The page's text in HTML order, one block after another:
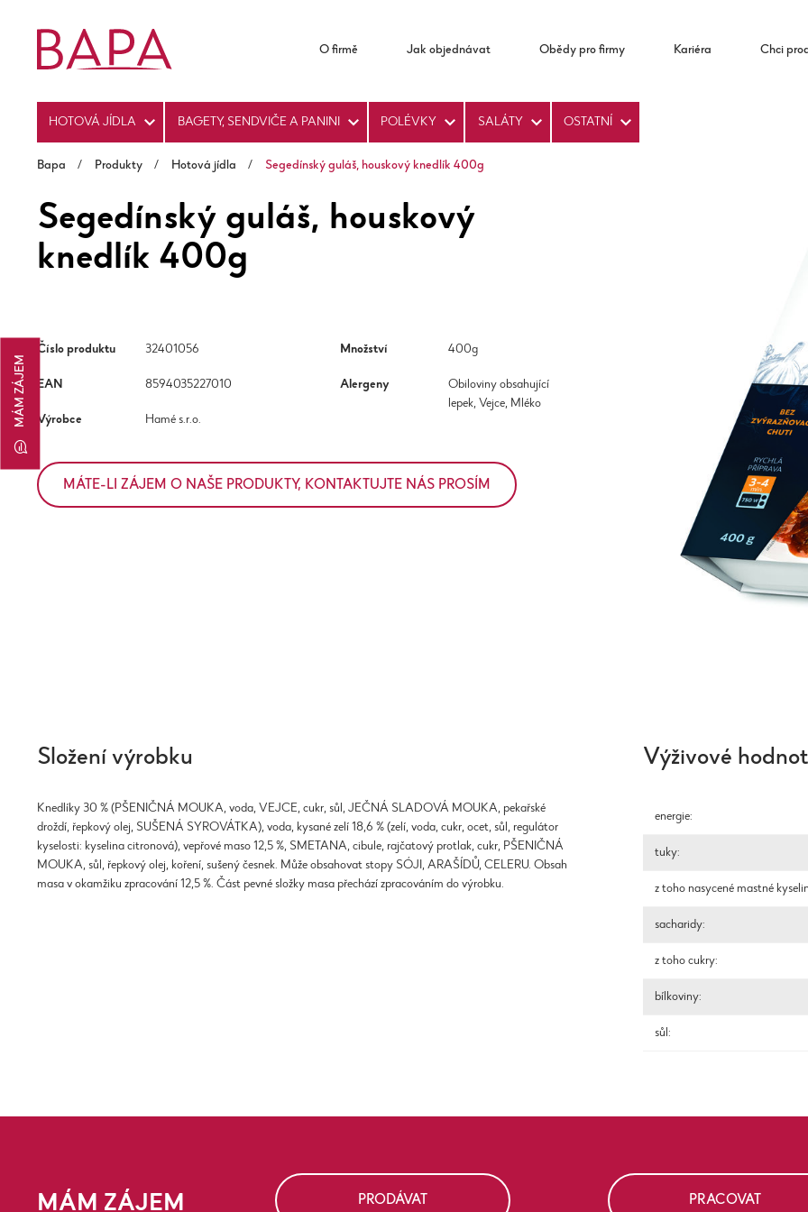
MÁM ZÁJEM
HOTOVÁ JÍDLA BAGETY, SENDVIČE A PANINI POLÉVKY SALÁTY OSTATNÍ
O firmě Jak objednávat Obědy pro firmy Kariéra Chci
Bapa / Produkty / Hotová jídla / Segedínský guláš, houskový knedlík 400g
Segedínský guláš, houskový
knedlík 400g
Číslo produktu 32401056
EAN 8594035227010
Výrobce Hamé s.r.o.
Množství 400g
Alergeny
Obiloviny obsahující
lepek, Vejce, Mléko
MÁTE-LI ZÁJEM O NAŠE PRODUKTY, KONTAKTUJTE NÁS PROSÍM
Složení výrobku
Knedlíky 30 % (PŠENIČNÁ MOUKA, voda, VEJCE, cukr, sůl, JEČNÁ SLADOVÁ MOUKA, pekařské
droždí, řepkový olej, SUŠENÁ SYROVÁTKA), voda, kysané zelí 18,6 % (zelí, voda, cukr, ocet, sůl, regulátor
kyselosti: kyselina citronová), vepřové maso 12,5 %, SMETANA, cibule, rajčatový protlak, cukr, PŠENIČNÁ
MOUKA, sůl, řepkový olej, koření, sušený česnek. Může obsahovat stopy SÓJI, ARAŠÍDŮ, CELERU. Obsah
masa v okamžiku zpracování 12,5 %. Část pevné složky masa přechází zpracováním do výrobku.
Výživové
energie:
tuky:
z toho nasycené mastné
sacharidy:
z toho cukry:
bílkoviny:
sůl:
MÁM ZÁJEM PRODÁVAT PRACOVAT